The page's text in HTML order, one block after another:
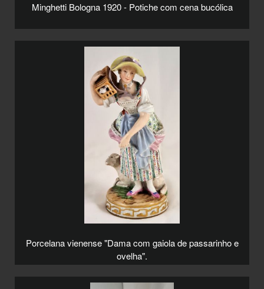
Minghetti Bologna 1920 - Potiche com cena bucólica
Porcelana vienense "Dama com gaiola de passarinho e
ovelha".